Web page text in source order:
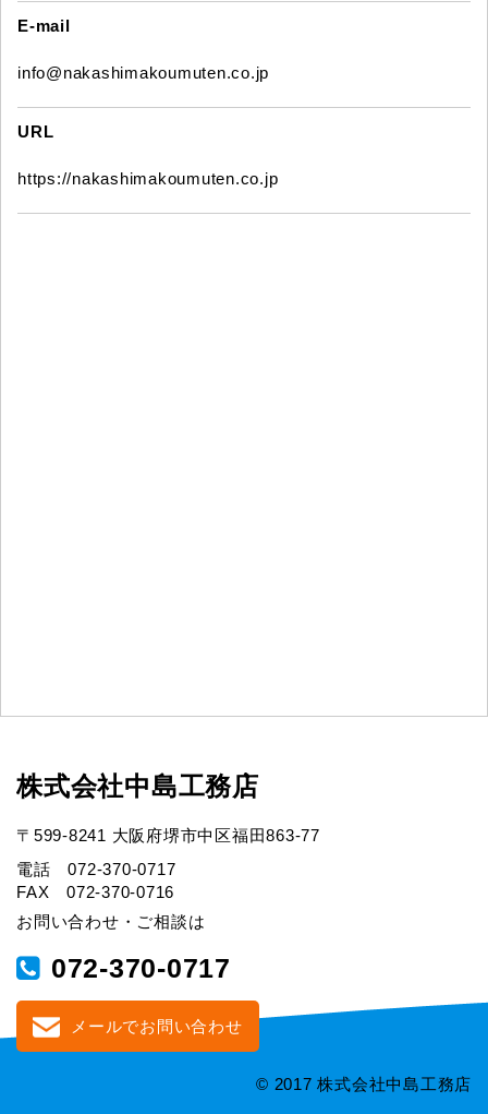
E-mail
info@nakashimakoumuten.co.jp
URL
https://nakashimakoumuten.co.jp
株式会社中島工務店
〒599-8241 大阪府堺市中区福田863-77
電話 072-370-0717
FAX 072-370-0716
お問い合わせ・ご相談は
072-370-0717
メールでお問い合わせ
© 2017 株式会社中島工務店